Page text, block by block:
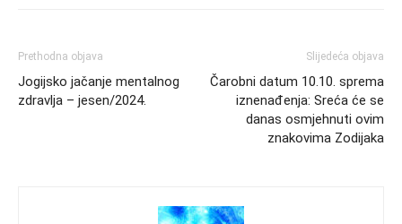
Prethodna objava
Jogijsko jačanje mentalnog
zdravlja – jesen/2024.
Slijedeća objava
Čarobni datum 10.10. sprema
iznenađenja: Sreća će se
danas osmjehnuti ovim
znakovima Zodijaka